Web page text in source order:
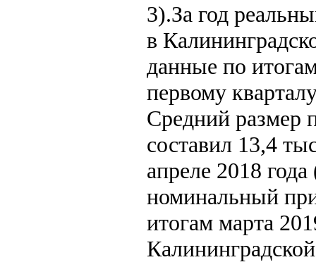
3).За год
в
данные по
первому
Средний размер
составил 13,4
апреле 2018
номинальный
итогам марта